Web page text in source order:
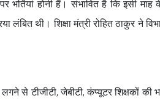
होनी हैं। संभावित है कि इसी
लंबित थी। शिक्षा मंत्री रोहित ठाकुर ने
से टीजीटी, जेबीटी, कंप्यूटर शिक्षकों की